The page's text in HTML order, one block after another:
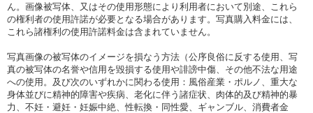
ん。画像被写体、又はその使用形態により利用者において別途、これら
の権利者の使用許諾が必要となる場合があります。写真購入料金には、
これら諸権利の使用許諾料金は含まれていません。
写真画像の被写体のイメージを損なう方法（公序良俗に反する使用、写
真の被写体の名誉や信用を毀損する使用や誹謗中傷、その他不法な用途
への使用。及び次のいずれかに関わる使用：風俗産業・ポルノ、重大な
身体並びに精神的障害や疾病、老化に伴う諸症状、肉体的及び精神的暴
力、不妊・避妊・妊娠中絶、性転換・同性愛、ギャンブル、消費者金